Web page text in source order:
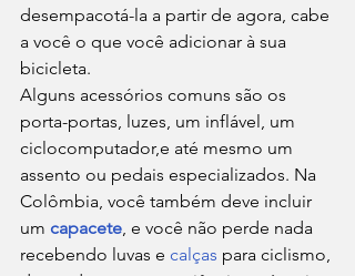
desempacotá-la a partir de agora, cabe
a você o que você adicionar à sua
bicicleta.
Alguns acessórios comuns são os
porta-portas, luzes, um inflável, um
ciclocomputador,e até mesmo um
assento ou pedais especializados. Na
Colômbia, você também deve incluir
um capacete , e você não perde nada
recebendo luvas e calças para ciclismo,